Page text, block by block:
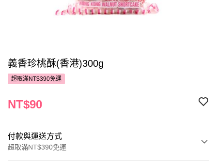
義香珍桃酥(香港)300g
超取滿NT$390免運
NT$90
付款與運送方式
超取滿NT$390免運